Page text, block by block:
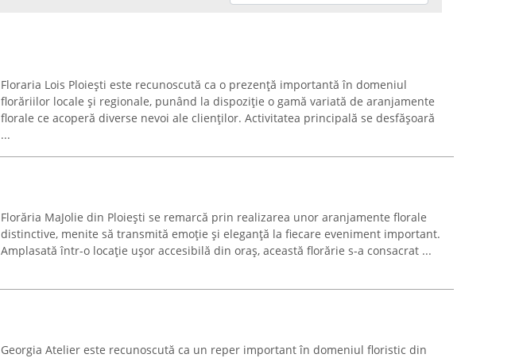
Floraria Lois Ploiești este recunoscută ca o prezență importantă în domeniul
florăriilor locale și regionale, punând la dispoziție o gamă variată de aranjamente
florale ce acoperă diverse nevoi ale clienților. Activitatea principală se desfășoară
...
Florăria MaJolie din Ploiești se remarcă prin realizarea unor aranjamente florale
distinctive, menite să transmită emoție și eleganță la fiecare eveniment important.
Amplasată într-o locație ușor accesibilă din oraș, această florărie s-a consacrat ...
Georgia Atelier este recunoscută ca un reper important în domeniul floristic din